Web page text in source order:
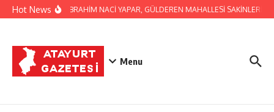
İçeriğe atla
Hot NewsBAŞKAN İBRAHİM NACİ YAPAR, GÜLDEREN MAHALLESİ SAKİNLERİNİ
Menu